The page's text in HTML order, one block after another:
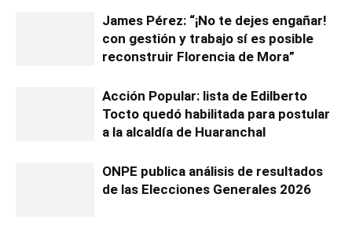
James Pérez: “¡No te dejes engañar!
con gestión y trabajo sí es posible
reconstruir Florencia de Mora”
Acción Popular: lista de Edilberto
Tocto quedó habilitada para postular
a la alcaldía de Huaranchal
ONPE publica análisis de resultados
de las Elecciones Generales 2026